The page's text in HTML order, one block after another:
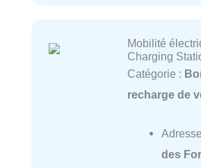
Mobilité
Charging
Catégorie :
recharge de
des